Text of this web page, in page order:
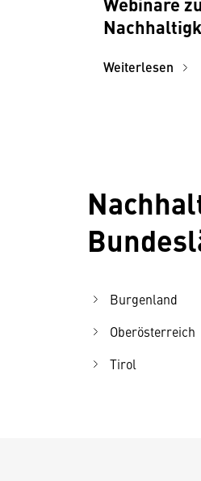
Weiterlesen
Burgenland
Oberösterreich
Tirol